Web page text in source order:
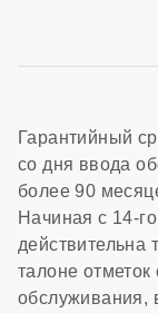
Гарантийный
со дня ввода
более 90
Начиная с 14-
действительна
талоне
обслуживания,